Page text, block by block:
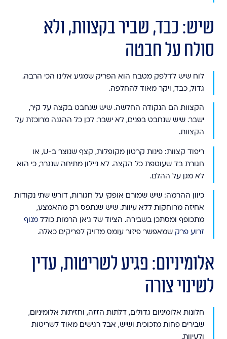
שיש: כבד, שביר בקצוות, ולא
סולח על חבטה
לוח שיש לדלפק מטבח הוא הפריק שמגיע אלינו הכי הרבה.
גדול, כבד, ויקר מאוד להחלפה.
הקצוות הם הנקודה החלשה. שיש שנחבט בקצה על קיר,
ישבר. שיש שנחבט בפנים, לא ישבר. לכן כל ההגנה מרוכזת על
הקצוות.
ריפוד קצוות:
פינות קרטון מקופלות, קצף שנוצר ב-U, או
חגורת בד שעוטפת כל הקצה. לא ניילון מתיחה שנגרר, כי הוא
לא מגן על ההלם.
כיוון ההרמה: שיש שמורם אופקי על חגורות, דורש שתי נקודות
אחיזה מרוחקות ללא עיוות. שיש שנתפס רק מהאמצע,
מתכופף ומסתכן בשבירה. הציוד של ג'אן הרמות כולל מנוף
זרוע פרק שמאפשר פיזור עומס מדויק לפריקים כאלה.
אלומיניום: פגיע לשריטות, עדין
לשינוי צורה
חלונות אלומיניום גדולים, דלתות הזזה, וחזיתות אלומיניום,
שבירים פחות מזכוכית ושיש, אבל רגישים מאוד לשריטות
ולעיוות.